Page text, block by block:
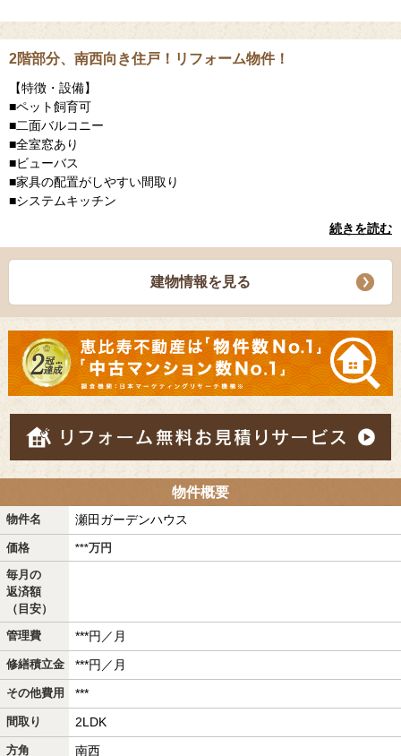
2階部分、南西向き住戸！リフォーム物件！
【特徴・設備】
■ペット飼育可
■二面バルコニー
■全室窓あり
■ビューバス
■家具の配置がしやすい間取り
■システムキッチン
続きを読む
建物情報を見る
物件概要
物件名 瀬田ガーデンハウス
価格 ***万円
毎月の
返済額
（目安）
管理費
***円／月
修繕積立金 ***円／月
その他費用 ***
間取り 2LDK
方角 南西